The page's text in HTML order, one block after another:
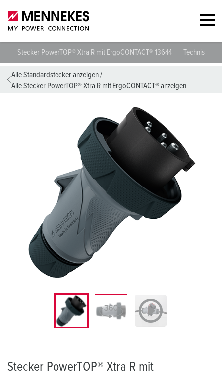
Stecker PowerTOP® Xtra R mit ErgoCONTACT® 13644 Technische
Alle Standardstecker anzeigen/
Alle Stecker PowerTOP® Xtra R mit ErgoCONTACT® anzeigen
Stecker PowerTOP® Xtra R mit